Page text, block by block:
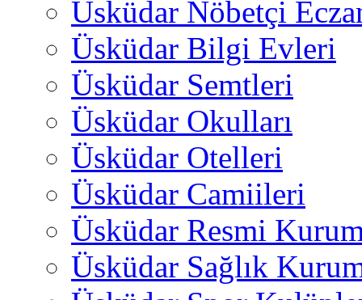
Üsküdar Nöbetçi
Üsküdar Bilgi Evleri
Üsküdar Semtleri
Üsküdar Okulları
Üsküdar Otelleri
Üsküdar Camiileri
Üsküdar Resmi
Üsküdar Sağlık